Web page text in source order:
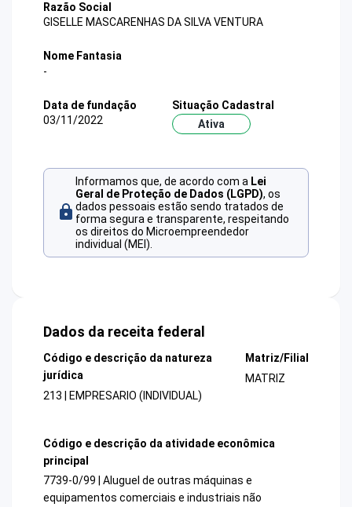
Razão Social
GISELLE MASCARENHAS DA SILVA VENTURA
Nome Fantasia
-
Data de fundação
03/11/2022
Situação Cadastral
Ativa
Informamos que, de acordo com a Lei
Geral de Proteção de Dados (LGPD), os
dados pessoais estão sendo tratados de
forma segura e transparente, respeitando
os direitos do Microempreendedor
individual (MEI).
Dados da receita federal
Código e descrição da natureza
jurídica
213 | EMPRESARIO (INDIVIDUAL)
Matriz/Filial
MATRIZ
Código e descrição da atividade econômica
principal
7739-0/99 | Aluguel de outras máquinas e
equipamentos comerciais e industriais não